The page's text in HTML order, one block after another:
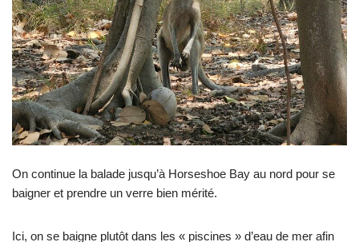
On continue la balade jusqu’à Horseshoe Bay au nord pour se
baigner et prendre un verre bien mérité.
Ici, on se baigne plutôt dans les « piscines » d’eau de mer afin